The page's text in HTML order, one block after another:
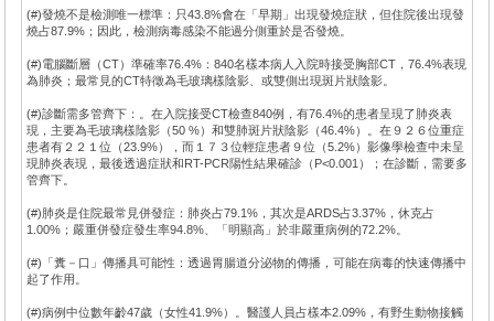
(#)發燒不是檢測唯一標準：只43.8%會在「早期」出現發燒症狀，但住院後出現發
燒占87.9%；因此，檢測病毒感染不能過分側重於是否發燒。
(#)電腦斷層（CT）準確率76.4%：840名樣本病人入院時接受胸部CT，76.4%表現
為肺炎；最常見的CT特徵為毛玻璃樣陰影、或雙側出現斑片狀陰影。
(#)診斷需多管齊下：。在入院接受CT檢查840例，有76.4%的患者呈現了肺炎表
現，主要為毛玻璃樣陰影（50 %）和雙肺斑片狀陰影（46.4%）。在９２６位重症
患者有２２１位（23.9%），而１７３位輕症患者９位（5.2%）影像學檢查中未呈
現肺炎表現，最後透過症狀和RT-PCR陽性結果確診（P<0.001）；在診斷，需要多
管齊下。
(#)肺炎是住院最常見併發症：肺炎占79.1%，其次是ARDS占3.37%，休克占
1.00%；嚴重併發症發生率94.8%、「明顯高」於非嚴重病例的72.2%。
(#)「糞－口」傳播具可能性：透過胃腸道分泌物的傳播，可能在病毒的快速傳播中
起了作用。
(#)病例中位數年齡47歲（女性41.9%）。醫護人員占樣本2.09%，有野生動物接觸